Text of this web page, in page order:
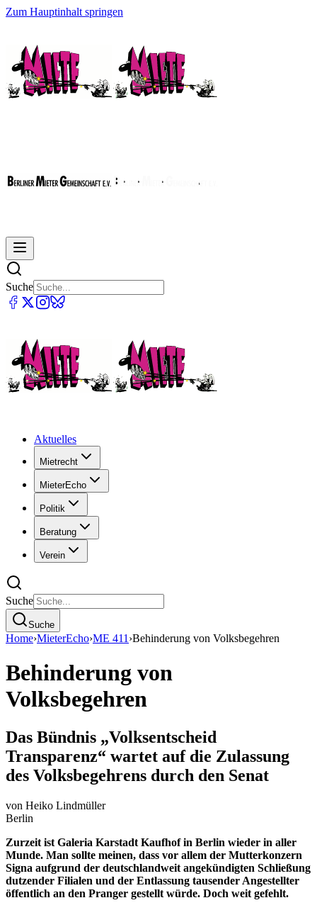
Zum Hauptinhalt springen
Suche
Aktuelles
Mietrecht
MieterEcho
Politik
Beratung
Verein
Suche
Suche
Home›MieterEcho›ME 411 ›Behinderung von Volksbegehren
Behinderung von
Volksbegehren
Das Bündnis „Volksentscheid
Transparenz“ wartet auf die Zulassung
des Volksbegehrens durch den Senat
von Heiko Lindmüller
Berlin
Zurzeit ist Galeria Karstadt Kaufhof in Berlin wieder in aller
Munde. Man sollte meinen, dass vor allem der Mutterkonzern
Signa aufgrund der deutschlandweit angekündigten Schließung
dutzender Filialen und der Entlassung tausender Angestellter
öffentlich an den Pranger gestellt würde. Doch weit gefehlt.